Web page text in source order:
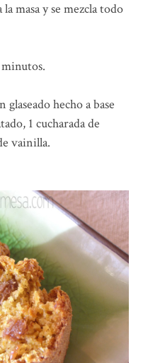
masa y se mezcla todo
hecho a base
1 cucharada de
vainilla.